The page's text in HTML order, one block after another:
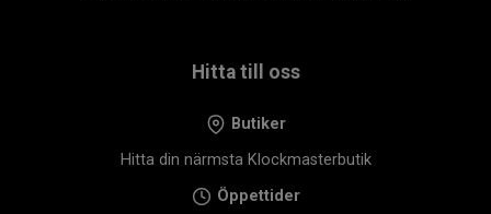
Hitta till oss
Butiker
Hitta din närmsta Klockmasterbutik
Öppettider